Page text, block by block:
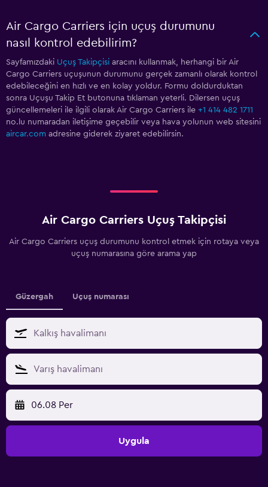
Air Cargo Carriers için uçuş durumunu
nasıl kontrol edebilirim?
Sayfamızdaki Uçuş Takipçisi aracını kullanmak, herhangi bir Air
Cargo Carriers uçuşunun durumunu gerçek zamanlı olarak kontrol
edebileceğini en hızlı ve en kolay yoldur. Formu doldurduktan
sonra Uçuşu Takip Et butonuna tıklaman yeterli. Dilersen uçuş
güncellemeleri ile ilgili olarak Air Cargo Carriers ile +1 414 482 1711
no.lu numaradan iletişime geçebilir veya hava yolunun web sitesini
aircar.com adresine giderek ziyaret edebilirsin.
Air Cargo Carriers Uçuş Takipçisi
Air Cargo Carriers uçuş durumunu kontrol etmek için rotaya veya
uçuş numarasına göre arama yap
Güzergah Uçuş numarası
06.08 Per
Uygula